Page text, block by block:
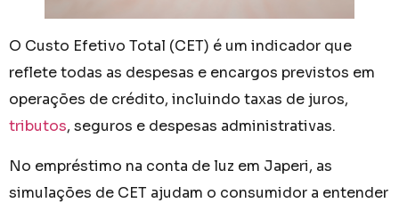
O Custo Efetivo Total (CET) é um indicador que
reflete todas as despesas e encargos previstos em
operações de crédito, incluindo taxas de juros,
tributos, seguros e despesas administrativas.
No empréstimo na conta de luz em Japeri, as
simulações de CET ajudam o consumidor a entender